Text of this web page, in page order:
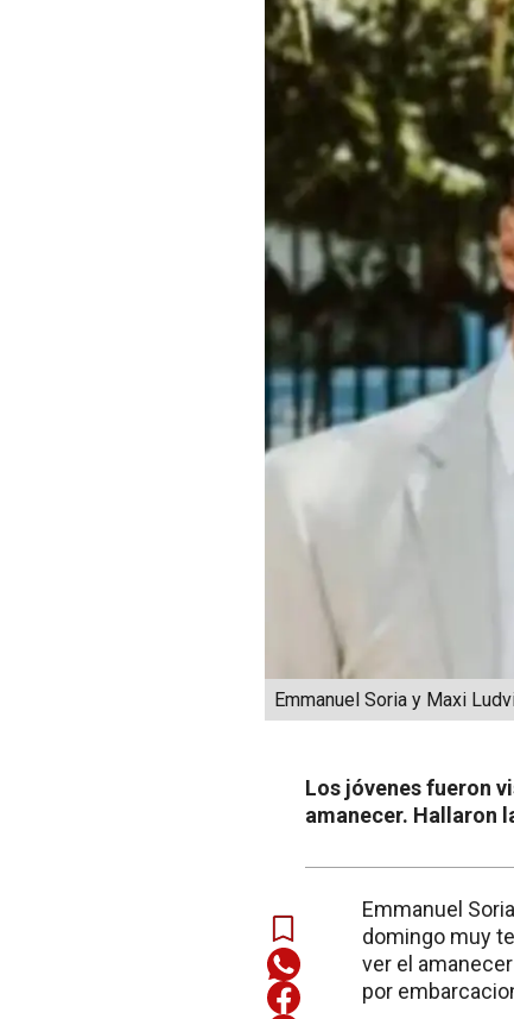
Emmanuel Soria y Maxi
Los jóvenes fueron
amanecer. Hallaron
Emmanuel
domingo muy
ver el
por